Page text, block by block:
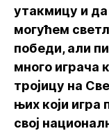
утакмицу и
могућем
победи, али
много играча
тројицу на
њих који игра
свој